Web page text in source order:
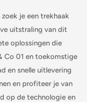
zoek je een trekhaak
uitstraling van dit
oplossingen die
Co 01 en toekomstige
en snelle uitlevering
en profiteer je van
op de technologie en